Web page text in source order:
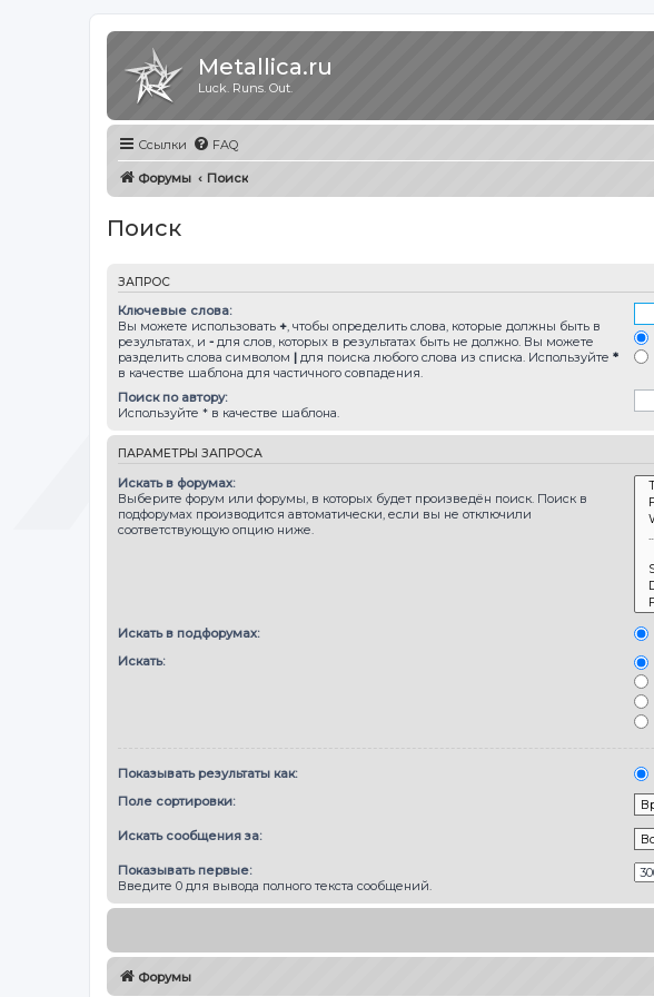
Metallica.ru
Luck. Runs. Out.
Ссылки FAQ
Форумы Поиск
Поиск
ЗАПРОС
Ключевые слова:
Вы можете использовать +, чтобы определить слова, которые должны быть в
результатах, и - для слов, которых в результатах быть не должно. Вы можете
разделить слова символом | для поиска любого слова из списка. Используйте *
в качестве шаблона для частичного совпадения.
Поиск по автору:
Используйте * в качестве шаблона.
ПАРАМЕТРЫ ЗАПРОСА
Искать в форумах:
Выберите форум или форумы, в которых будет произведён поиск. Поиск в
подфорумах производится автоматически, если вы не отключили
соответствующую опцию ниже.
Искать в подфорумах:
Искать:
Показывать результаты как:
Поле сортировки:
Искать сообщения за:
Показывать первые:
Введите 0 для вывода полного текста сообщений.
Форумы